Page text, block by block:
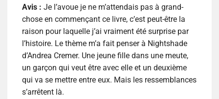
Avis : Je l’avoue je ne m’attendais pas à grand-
chose en commençant ce livre, c’est peut-être la
raison pour laquelle j’ai vraiment été surprise par
l’histoire. Le thème m’a fait penser à Nightshade
d’Andrea Cremer. Une jeune fille dans une meute,
un garçon qui veut être avec elle et un deuxième
qui va se mettre entre eux. Mais les ressemblances
s’arrêtent là.